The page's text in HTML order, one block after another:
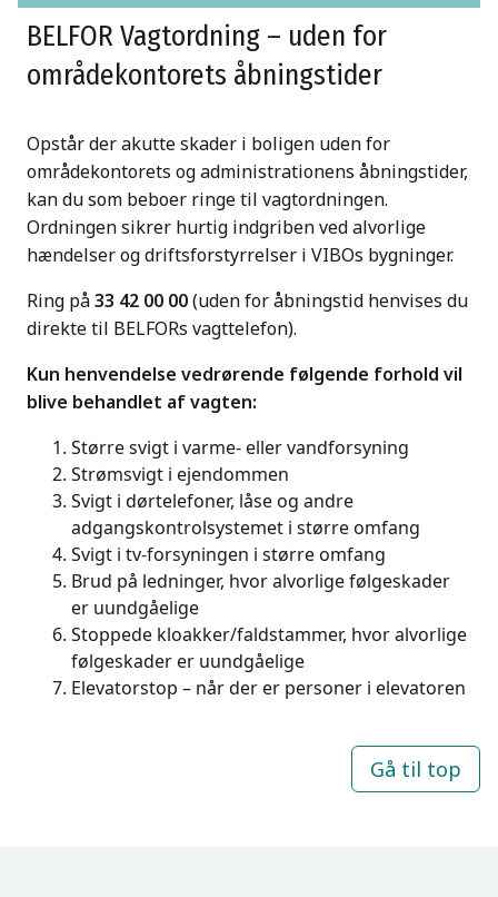
BELFOR Vagtordning – uden for
områdekontorets åbningstider
Opstår der akutte skader i boligen uden for
områdekontorets og administrationens åbningstider,
kan du som beboer ringe til vagtordningen.
Ordningen sikrer hurtig indgriben ved alvorlige
hændelser og driftsforstyrrelser i VIBOs bygninger.
Ring på33 42 00 00(uden for åbningstid henvises du
direkte til BELFORs vagttelefon).
Kun henvendelse vedrørende følgende forhold vil
blive behandlet af vagten:
Større svigt i varme- eller vandforsyning
Strømsvigt i ejendommen
Svigt i dørtelefoner, låse og andre
adgangskontrolsystemet i større omfang
Svigt i tv-forsyningen i større omfang
Brud på ledninger, hvor alvorlige følgeskader
er uundgåelige
Stoppede kloakker/faldstammer, hvor alvorlige
følgeskader er uundgåelige
Elevatorstop – når der er personer i elevatoren
Gå til top